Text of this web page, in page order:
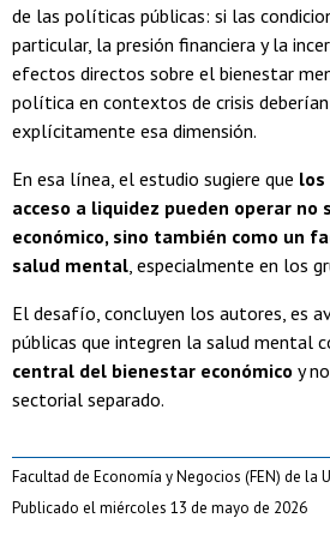
de las políticas públicas: si las
particular, la presión financiera y la
efectos directos sobre el bienestar
política en contextos de crisis
explícitamente esa dimensión.
En esa línea, el estudio sugiere que los
acceso a liquidez pueden operar no
económico, sino también como un
salud mental , especialmente en los
El desafío, concluyen los autores, es
públicas que integren la salud mental
central del bienestar económico y
sectorial separado.
Facultad de Economía y Negocios (FEN) de la
Publicado el miércoles 13 de mayo de 2026